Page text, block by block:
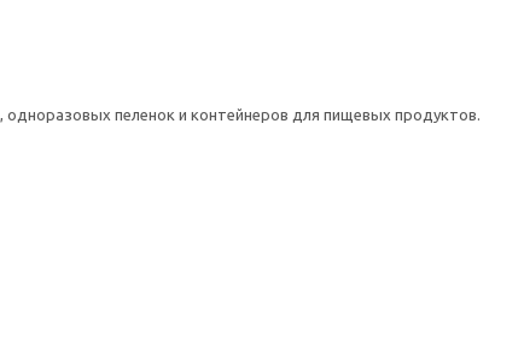
одноразовых пеленок и контейнеров для пищевых продуктов.